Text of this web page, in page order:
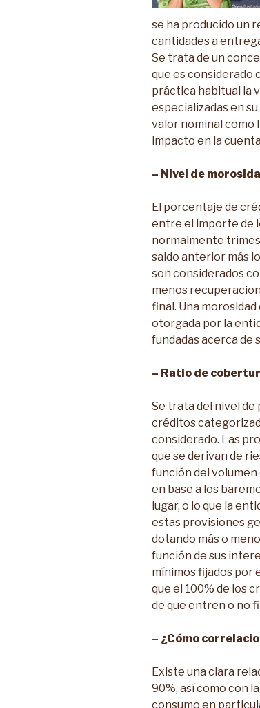
se ha producido un
cantidades a
Se trata de un
que es considerado
práctica habitual la
especializadas en
valor nominal como
impacto en la
– Nivel de
El porcentaje de
entre el importe de
normalmente
saldo anterior más
son considerados
menos
final. Una
otorgada por la
fundadas acerca de
– Ratio de
Se trata del nivel
créditos
considerado. Las
que se derivan de
función del volumen
en base a los
lugar, o lo que la
estas provisiones
dotando más o
función de sus
mínimos fijados por
que el 100% de los
de que entren o no
– ¿Cómo
Existe una clara
90%, así como con
consumo en